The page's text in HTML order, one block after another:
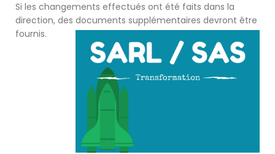
Si les changements effectués ont été faits dans la
direction, des documents supplémentaires devront être
fournis.